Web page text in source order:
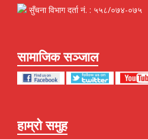
सुँचना विभाग दर्ता नं. : ५५८/०७४-०७५
सामाजिक सञ्जाल
हाम्रो समुह